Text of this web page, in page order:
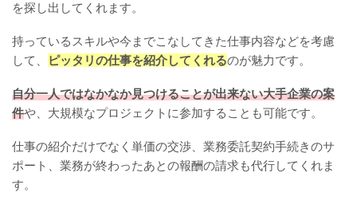
を探し出してくれます。
持っているスキルや今までこなしてきた仕事内容などを考慮
して、
ピッタリの仕事を紹介してくれるのが魅力です。
自分一人ではなかなか見つけることが出来ない大手企業の案
件や、大規模なプロジェクトに参加することも可能です。
仕事の紹介だけでなく単価の交渉、業務委託契約手続きのサ
ポート、業務が終わったあとの報酬の請求も代行してくれま
す。